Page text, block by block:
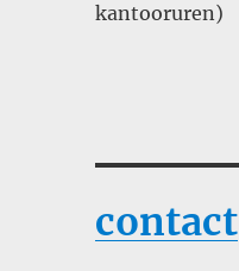
kantooruren)
contact